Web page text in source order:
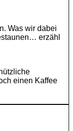
Was wir dabei
erzähl
einen Kaffee